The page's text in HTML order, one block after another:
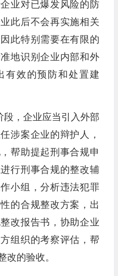
业对已爆发风险的防
此后不会再实施相关
此特别需要在有限的
地识别企业内部和外
有效的预防和处置建
段，企业应当引入外部
涉案企业的辩护人，
帮助提起刑事合规申
行刑事合规的整改辅
小组，分析违法犯罪
的合规整改方案，出
改报告书，协助企业
组织的考察评估，帮
改的验收。